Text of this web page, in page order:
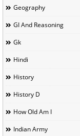
Geography
GI And Reasoning
Gk
Hindi
History
History D
How Old Am I
Indian Army